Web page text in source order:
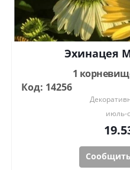
Эхинацея
1
Код: 14256
июль-